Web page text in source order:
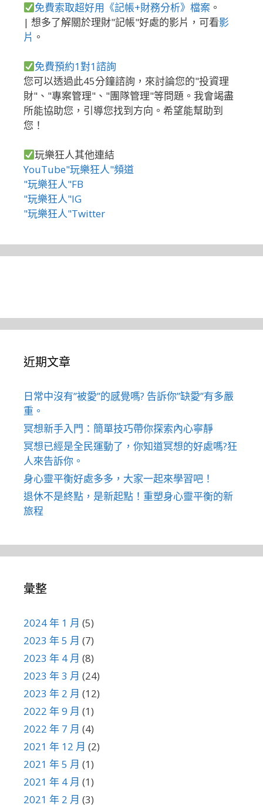
免費索取超好用《記帳+財務分析》檔案 。
| 想多了解關於理財"記帳"好處的影片，可看影
片 。
免費預約1對1諮詢
您可以透過此45分鐘諮詢，來討論您的"投資理
財"、"專案管理"、"團隊管理"等問題。我會竭盡
所能協助您，引導您找到方向。希望能幫助到
您！
玩樂狂人其他連結
YouTube"玩樂狂人"頻道
"玩樂狂人"FB
"玩樂狂人"IG
"玩樂狂人"Twitter
近期文章
日常中沒有”被愛”的感覺嗎? 告訴你”缺愛”有多嚴
重。
冥想新手入門：簡單技巧帶你探索內心寧靜
冥想已經是全民運動了，你知道冥想的好處嗎?狂
人來告訴你。
身心靈平衡好處多多，大家一起來學習吧！
退休不是終點，是新起點！重塑身心靈平衡的新
旅程
彙整
2024 年 1 月 (5)
2023 年 5 月 (7)
2023 年 4 月 (8)
2023 年 3 月 (24)
2023 年 2 月 (12)
2022 年 9 月 (1)
2022 年 7 月 (4)
2021 年 12 月 (2)
2021 年 5 月 (1)
2021 年 4 月 (1)
2021 年 2 月 (3)